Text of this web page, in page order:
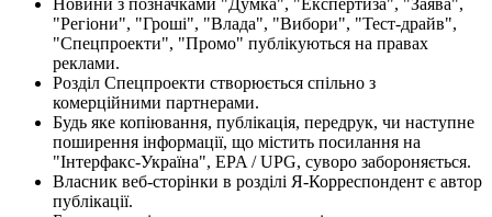
Новини з позначками "Думка", "Експертиза", "Заява",
"Регіони", "Гроші", "Влада", "Вибори", "Тест-драйв",
"Спецпроекти", "Промо" публікуються на правах
реклами.
Розділ Спецпроекти створюється спільно з
комерційними партнерами.
Будь яке копіювання, публікація, передрук, чи наступне
поширення інформації, що містить посилання на
"Інтерфакс-Україна", EPA / UPG, суворо забороняється.
Власник веб-сторінки в розділі Я-Корреспондент є автор
публікації.